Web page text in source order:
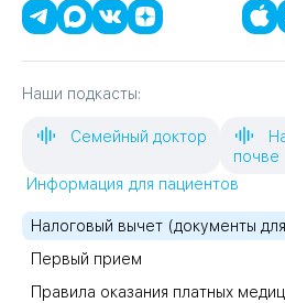
Наши подкасты:
Семейный доктор
почве
Информация для пациентов
Налоговый вычет (документы
Первый прием
Правила оказания платных